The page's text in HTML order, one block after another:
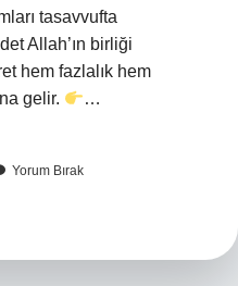
tasavvufta
Allah’ın birliği
hem fazlalık hem
gelir.
…
Yorum Bırak